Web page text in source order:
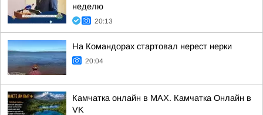
неделю
20:13
На Командорах стартовал нерест нерки
20:04
Камчатка онлайн в MAX. Камчатка Онлайн в
VK